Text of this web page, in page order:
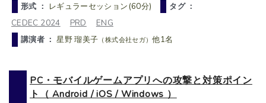
形式 ： レギュラーセッション(60分)
タグ ：
CEDEC 2024
PRD
ENG
講演者 ：星野 瑠美子 （株式会社セガ）他1名
PC・モバイルゲームアプリへの攻撃と対策ポイン
ト（ Android / iOS / Windows ）